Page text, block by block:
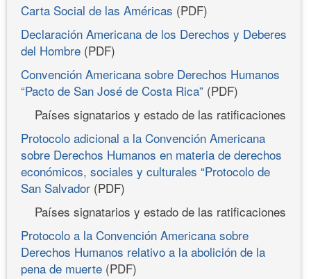
Carta Social de las Américas (PDF)
Declaración Americana de los Derechos y Deberes
del Hombre (PDF)
Convención Americana sobre Derechos Humanos
“Pacto de San José de Costa Rica” (PDF)
Países signatarios y estado de las ratificaciones
Protocolo adicional a la Convención Americana
sobre Derechos Humanos en materia de derechos
económicos, sociales y culturales “Protocolo de
San Salvador (PDF)
Países signatarios y estado de las ratificaciones
Protocolo a la Convención Americana sobre
Derechos Humanos relativo a la abolición de la
pena de muerte (PDF)